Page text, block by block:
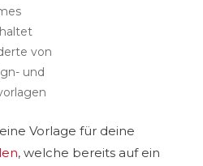
von
und
Vorlage für deine
, welche bereits auf ein